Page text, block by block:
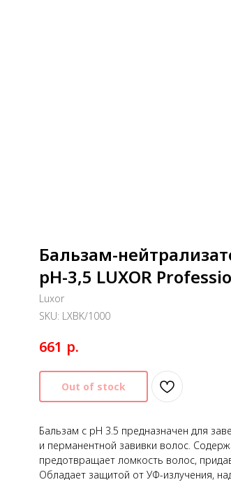
Бальзам-
рН-3,5 LUXOR
Luxor
SKU: LXBK/1000
661 р.
Out of stock
Бальзам с рН 3.5 предназначен для
и перманентной завивки волос.
предотвращает ломкость волос,
Обладает защитой от УФ-излучения,